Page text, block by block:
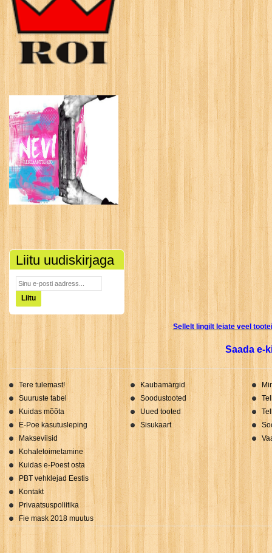
Liitu uudiskirjaga
Liitu
Sellelt lingilt leiate veel
Saada e-
Tere tulemast!
Suuruste tabel
Kuidas mõõta
E-Poe kasutusleping
Makseviisid
Kohaletoimetamine
Kuidas e-Poest osta
PBT vehklejad Eestis
Kontakt
Privaatsuspoliitika
Fie mask 2018 muutus
Kaubamärgid
Soodustooted
Uued tooted
Sisukaart